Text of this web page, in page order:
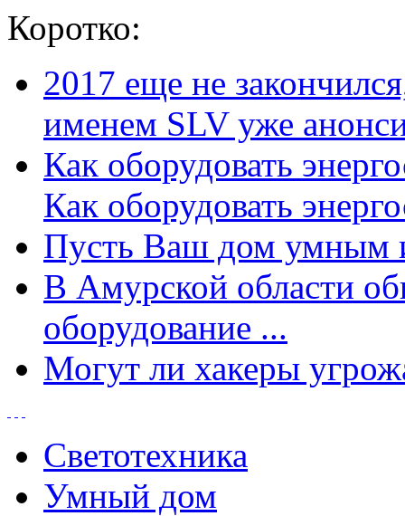
Коротко:
2017 еще не
именем SLV уже
Как оборудовать
Как оборудовать
Пусть Ваш дом умным
В Амурской области
оборудование ...
Могут ли хакеры
Светотехника
Умный дом